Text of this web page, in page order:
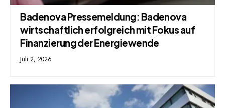
Badenova Pressemeldung: Badenova
wirtschaftlich erfolgreich mit Fokus auf
Finanzierung der Energiewende
Juli 2, 2026